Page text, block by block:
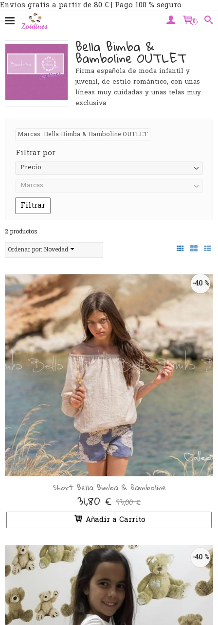
Envios gratis a partir de 80 € | Pago 100 % seguro
0
Bella Bimba &
Bamboline OUTLET
Firma española de moda infantil y
juvenil, de estilo romántico, con unas
líneas muy cuidadas y unas telas muy
exclusiva
Marcas: Bella Bimba & Bamboline.OUTLET
Filtrar por
Precio
Marcas
2 productos
Ordenar por: Novedad
-40 %
Short Bella Bimba & Bamboline
31,80 € 53,00 €
Añadir a Carrito
-40 %